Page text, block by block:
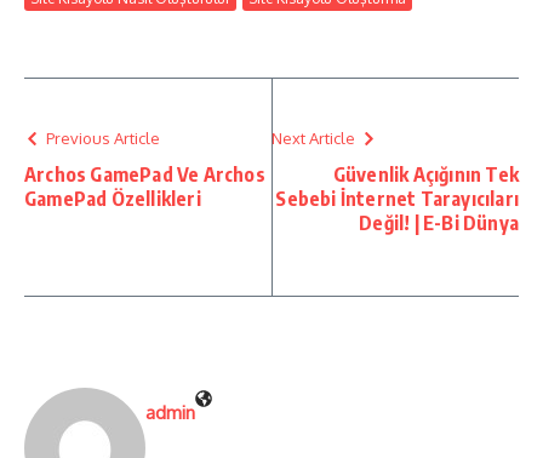
Previous Article
Archos GamePad Ve Archos
GamePad Özellikleri
Next Article
Güvenlik Açığının Tek
Sebebi İnternet Tarayıcıları
Değil! | E-Bi Dünya
admin